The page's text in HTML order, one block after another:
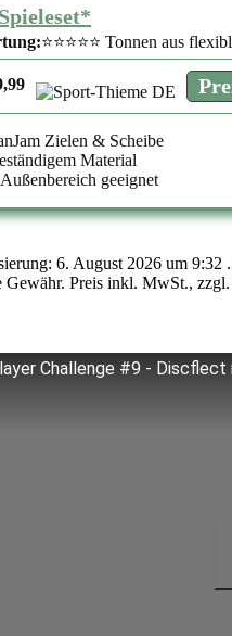
⭐⭐⭐⭐⭐ Tonnen aus
Zielen & Scheibe
Material
geeignet
6. August 2026 um 9:32
Gewähr. Preis inkl. MwSt., zzgl.
Challenge #9 -